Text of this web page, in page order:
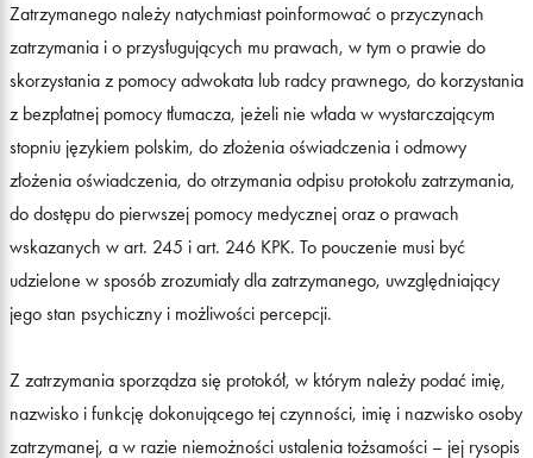
Zatrzymanego należy natychmiast poinformować o przyczynach
zatrzymania i o przysługujących mu prawach, w tym o prawie do
skorzystania z pomocy adwokata lub radcy prawnego, do korzystania
z bezpłatnej pomocy tłumacza, jeżeli nie włada w wystarczającym
stopniu językiem polskim, do złożenia oświadczenia i odmowy
złożenia oświadczenia, do otrzymania odpisu protokołu zatrzymania,
do dostępu do pierwszej pomocy medycznej oraz o prawach
wskazanych w art. 245 i art. 246 KPK. To pouczenie musi być
udzielone w sposób zrozumiały dla zatrzymanego, uwzględniający
jego stan psychiczny i możliwości percepcji.
Z zatrzymania sporządza się protokół, w którym należy podać imię,
nazwisko i funkcję dokonującego tej czynności, imię i nazwisko osoby
zatrzymanej, a w razie niemożności ustalenia tożsamości – jej rysopis